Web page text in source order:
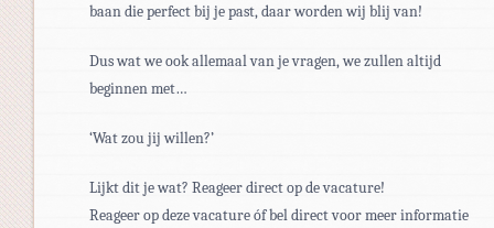
baan die perfect bij je past, daar worden wij blij van!
Dus wat we ook allemaal van je vragen, we zullen altijd
beginnen met…
‘Wat zou jij willen?’
Lijkt dit je wat? Reageer direct op de vacature!
Reageer op deze vacature óf bel direct voor meer informatie